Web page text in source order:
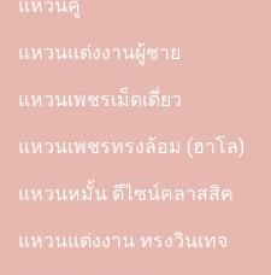
แหวนคู่
แหวนแต่งงานผู้ชาย
แหวนเพชรเม็ดเดี่ยว
แหวนเพชรทรงล้อม (ฮาโล)
แหวนหมั้น ดีไซน์คลาสสิค
แหวนแต่งงาน ทรงวินเทจ